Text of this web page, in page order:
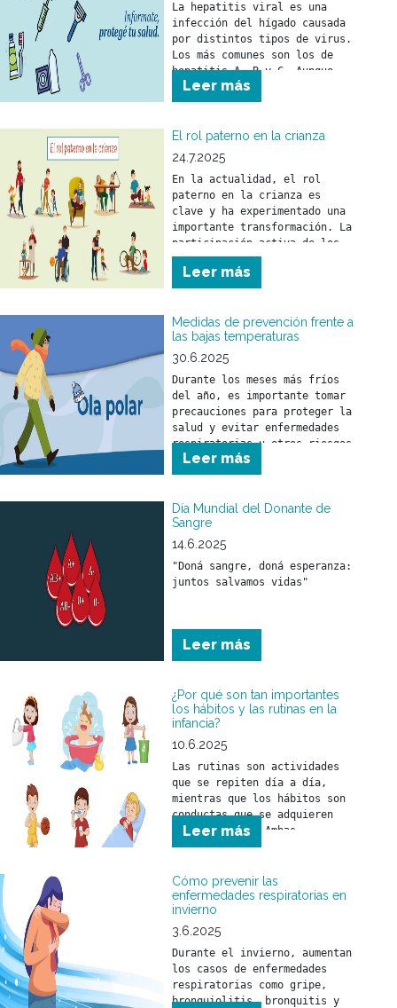
La hepatitis viral es una
infección del hígado causada
por distintos tipos de virus.
Los más comunes son los de
hepatitis A, B y C. Aunque
puede llegar a ser grave, es
prevenible y tratable gracias
efectivos.
Leer más
El rol paterno en la crianza
24.7.2025
En la actualidad, el rol
paterno en la crianza es
clave y ha experimentado una
importante transformación. La
participación activa de los
padres fortalece el vínculo
con sus hijos y tiene un
impacto positivo en su
social.
Leer más
Medidas de prevención frente a
las bajas temperaturas
30.6.2025
Durante los meses más fríos
del año, es importante tomar
precauciones para proteger la
salud y evitar enfermedades
respiratorias u otros riesgos
asociados al descenso de la
temperatura.
Leer más
Día Mundial del Donante de
Sangre
14.6.2025
"Doná sangre, doná esperanza:
juntos salvamos vidas"
Leer más
¿Por qué son tan importantes
los hábitos y las rutinas en la
infancia?
10.6.2025
Las rutinas son actividades
que se repiten día a día,
mientras que los hábitos son
conductas que se adquieren
con el tiempo. Ambas
herramientas ayudan a que
mundo que los rodea y se
sientan seguros frente a los
desafíos del día a día.
Leer más
Cómo prevenir las
enfermedades respiratorias en
invierno
3.6.2025
Durante el invierno, aumentan
los casos de enfermedades
respiratorias como gripe,
bronquiolitis, bronquitis y